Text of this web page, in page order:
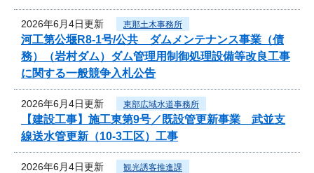
2026年6月4日更新 恵那土木事務所
河工第公堰R8-1号/公共 ダムメンテナンス事業（債
務）（岩村ダム）ダム管理用制御処理設備等改良工事
に関する一般競争入札公告
2026年6月4日更新 東部広域水道事務所
【建設工事】施工東第9号／既設管更新事業 武並支
線送水管更新（10-3工区）工事
2026年6月4日更新 観光誘客推進課